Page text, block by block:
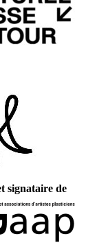
signataire de